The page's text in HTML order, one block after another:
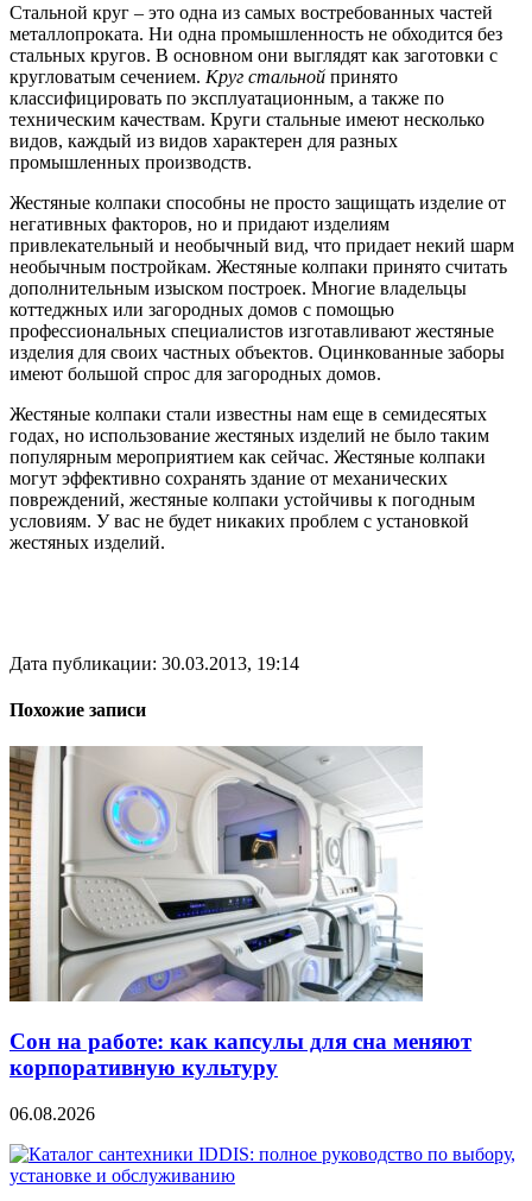
Стальной круг – это одна из самых востребованных частей
металлопроката. Ни одна промышленность не обходится без
стальных кругов. В основном они выглядят как заготовки с
кругловатым сечением. Круг стальной принято
классифицировать по эксплуатационным, а также по
техническим качествам. Круги стальные имеют несколько
видов, каждый из видов характерен для разных
промышленных производств.
Жестяные колпаки способны не просто защищать изделие от
негативных факторов, но и придают изделиям
привлекательный и необычный вид, что придает некий шарм
необычным постройкам. Жестяные колпаки принято считать
дополнительным изыском построек. Многие владельцы
коттеджных или загородных домов с помощью
профессиональных специалистов изготавливают жестяные
изделия для своих частных объектов. Оцинкованные заборы
имеют большой спрос для загородных домов.
Жестяные колпаки стали известны нам еще в семидесятых
годах, но использование жестяных изделий не было таким
популярным мероприятием как сейчас. Жестяные колпаки
могут эффективно сохранять здание от механических
повреждений, жестяные колпаки устойчивы к погодным
условиям. У вас не будет никаких проблем с установкой
жестяных изделий.
Дата публикации: 30.03.2013, 19:14
Похожие записи
Сон на работе: как капсулы для сна меняют
корпоративную культуру
06.08.2026